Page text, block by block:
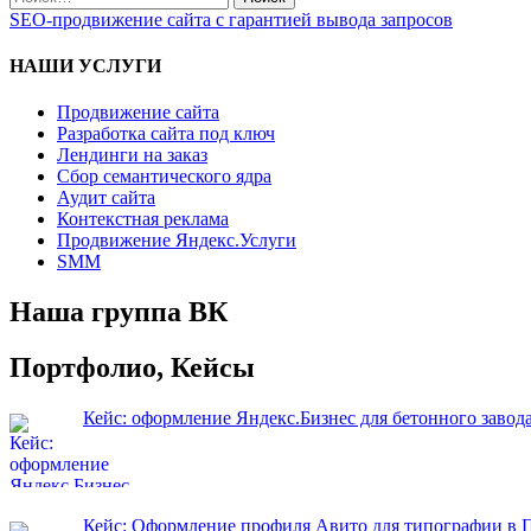
записям
по:
SEO-продвижение сайта с гарантией вывода запросов
НАШИ УСЛУГИ
Продвижение сайта
Разработка сайта под ключ
Лендинги на заказ
Сбор семантического ядра
Аудит сайта
Контекстная реклама
Продвижение Яндекс.Услуги
SMM
Наша группа ВК
Портфолио, Кейсы
Кейс: оформление Яндекс.Бизнес для бетонного завода
Кейс: Оформление профиля Авито для типографии в